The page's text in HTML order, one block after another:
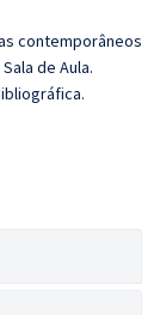
contemporâneos
de Aula.